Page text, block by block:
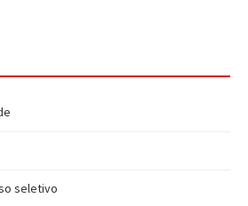
seletivo